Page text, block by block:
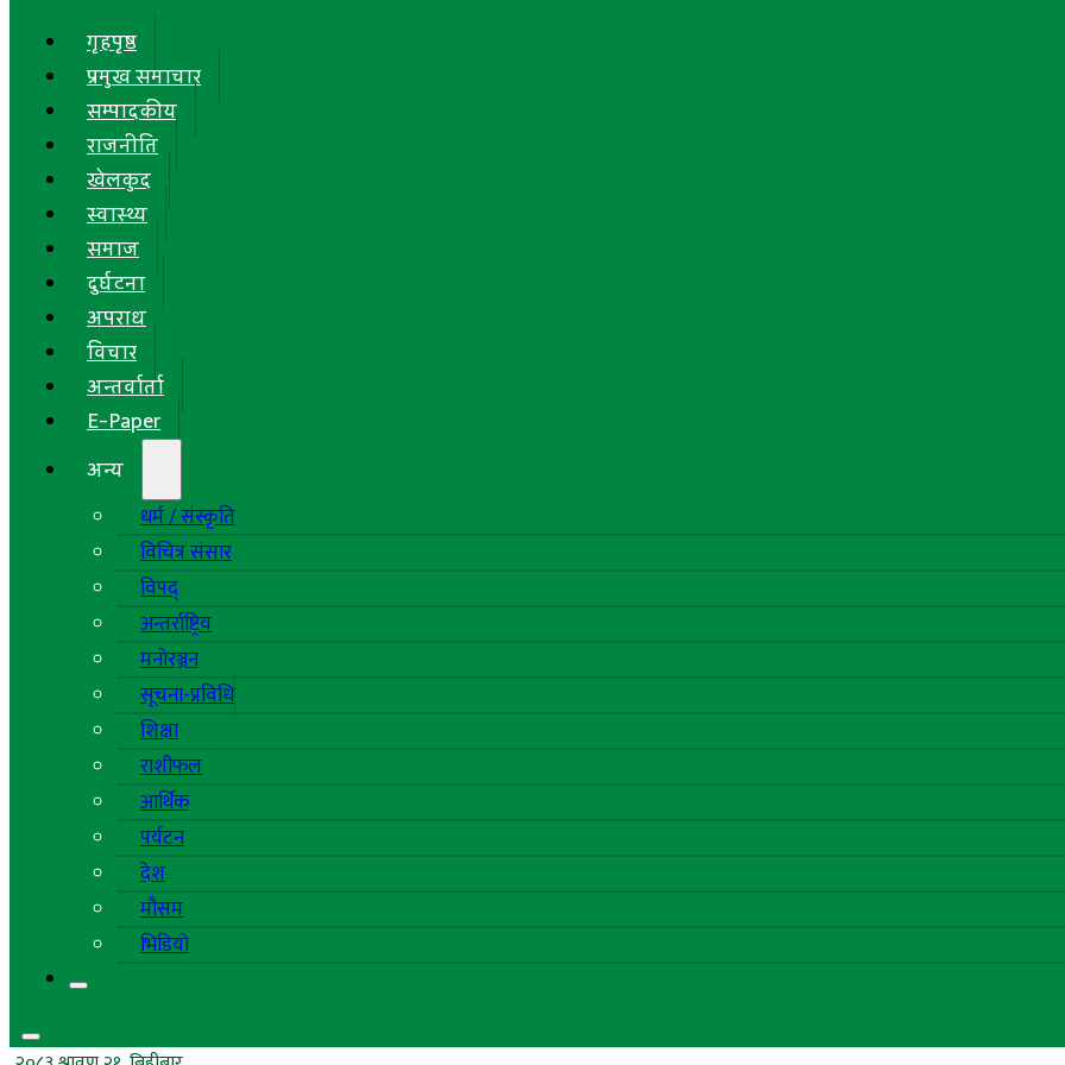
गृहपृष्ठ
प्रमुख समाचार
सम्पादकीय
राजनीति
खेलकुद
स्वास्थ्य
समाज
दुर्घटना
अपराध
विचार
अन्तर्वार्ता
E-Paper
अन्य
धर्म / संस्कृति
विचित्र संसार
विपद्
अन्तर्राष्ट्रिय
मनोरञ्जन
सूचना-प्रविधि
शिक्षा
राशीफल
आर्थिक
पर्यटन
देश
मौसम
भिडियो